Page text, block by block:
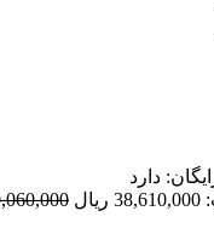
دارد
38,610,000 ریال
60,060,000